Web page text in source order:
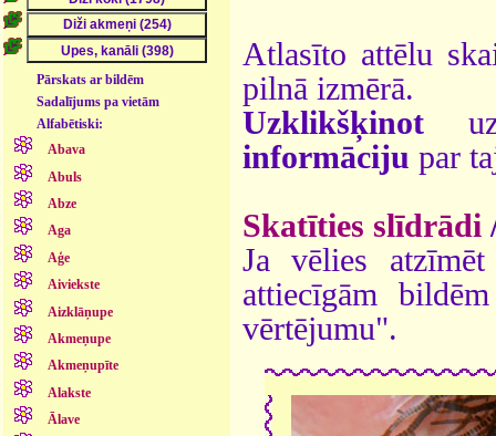
Pārskats ar bildēm
Sadalījums pa vietām
Alfabētiski:
Abava
Abuls
Abze
Aga
Aģe
Aiviekste
Aizklāņupe
Akmeņupe
Akmeņupīte
Alakste
Ālave
Atlasīto attēlu
pilnā izmērā.
Uzklikšķinot
informāciju par
Skatīties slīdrādi
Ja vēlies
attiecīgām
vērtējumu".